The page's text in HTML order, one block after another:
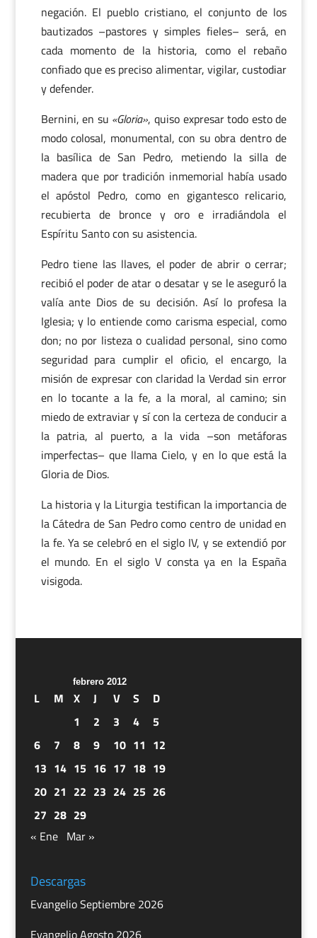
negación. El pueblo cristiano, el conjunto de los
bautizados –pastores y simples fieles– será, en
cada momento de la historia, como el rebaño
confiado que es preciso alimentar, vigilar, custodiar
y defender.
Bernini, en su «Gloria», quiso expresar todo esto de
modo colosal, monumental, con su obra dentro de
la basílica de San Pedro, metiendo la silla de
madera que por tradición inmemorial había usado
el apóstol Pedro, como en gigantesco relicario,
recubierta de bronce y oro e irradiándola el
Espíritu Santo con su asistencia.
Pedro tiene las llaves, el poder de abrir o cerrar;
recibió el poder de atar o desatar y se le aseguró la
valía ante Dios de su decisión. Así lo profesa la
Iglesia; y lo entiende como carisma especial, como
don; no por listeza o cualidad personal, sino como
seguridad para cumplir el oficio, el encargo, la
misión de expresar con claridad la Verdad sin error
en lo tocante a la fe, a la moral, al camino; sin
miedo de extraviar y sí con la certeza de conducir a
la patria, al puerto, a la vida –son metáforas
imperfectas– que llama Cielo, y en lo que está la
Gloria de Dios.
La historia y la Liturgia testifican la importancia de
la Cátedra de San Pedro como centro de unidad en
la fe. Ya se celebró en el siglo IV, y se extendió por
el mundo. En el siglo V consta ya en la España
visigoda.
febrero 2012
L M X J V S
D
1
2 3 4
5
6
7 8 9 10 11 12
13 14 15 16 17 18 19
20 21 22 23 24 25 26
27 28 29
« Ene Mar »
Descargas
Evangelio Septiembre 2026